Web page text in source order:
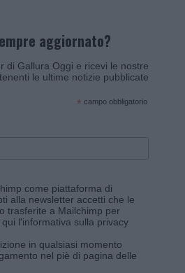
aggiornato?
di Gallura Oggi e ricevi le nostre
le ultime notizie pubblicate
* campo obbligatorio
come piattaforma di
alla newsletter accetti che le
trasferite a Mailchimp per
qui l'informativa sulla privacy
in qualsiasi momento
nel piè di pagina delle